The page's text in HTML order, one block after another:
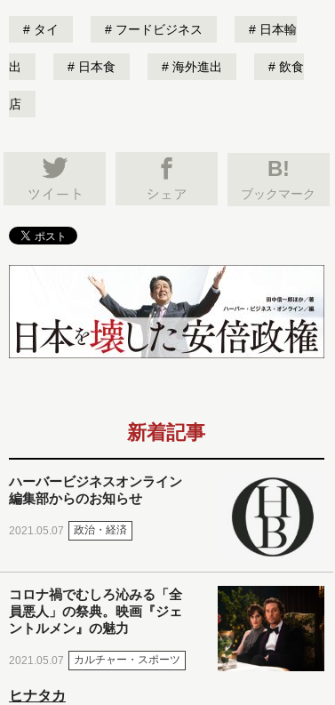
タイ フードビジネス 日本輸
出 日本食 海外進出 飲食
店
B!
ブックマーク
新着記事
ハーバービジネスオンライン
編集部からのお知らせ
2021.05.07 政治・経済
コロナ禍でむしろ沁みる「全
員悪人」の祭典。映画『ジェ
ントルメン』の魅力
2021.05.07 カルチャー・スポーツ
ヒナタカ